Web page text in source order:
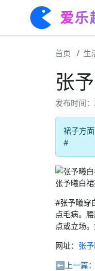
爱乐
首页 生
张
发布时间
裙子方
#
张予曦白
#张予曦穿
点毛病。
点或立场
网址： 张
⬅️上一篇：